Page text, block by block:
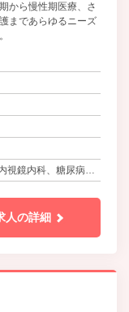
から慢性期医療、さ
まであらゆるニーズ
病院前
視鏡内科、糖尿病内
人の詳細